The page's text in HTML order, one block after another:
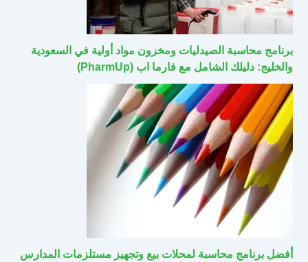
برنامج محاسبة الصيدليات ومخزون مواد أولية في السعودية
والخليج: دليلك الشامل مع فارما اب (PharmUp)
أفضل برنامج محاسبة لمحلات بيع وتجهيز مستلزمات المدارس